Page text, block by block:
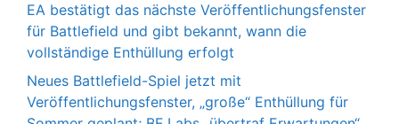
EA bestätigt das nächste Veröffentlichungsfenster
für Battlefield und gibt bekannt, wann die
vollständige Enthüllung erfolgt
Neues Battlefield-Spiel jetzt mit
Veröffentlichungsfenster, „große“ Enthüllung für